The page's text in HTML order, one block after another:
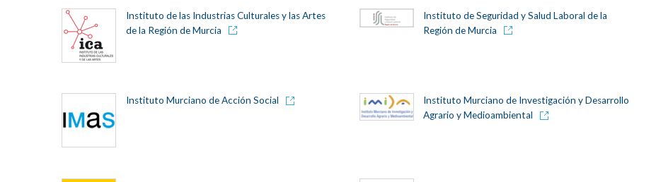
Instituto de las Industrias Culturales y las Artes
de la Región de Murcia
Instituto de Seguridad y Salud Laboral de la
Región de Murcia
Instituto Murciano de Acción Social
Instituto Murciano de Investigación y Desarrollo
Agrario y Medioambiental